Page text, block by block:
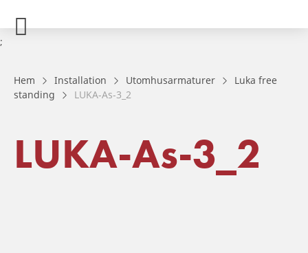
;
Hem Installation Utomhusarmaturer
Luka free
standing
LUKA-As-3_2
LUKA-As-3_2